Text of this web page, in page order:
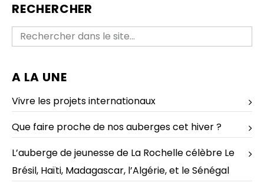
RECHERCHER
A LA UNE
Vivre les projets internationaux
Que faire proche de nos auberges cet hiver ?
L’auberge de jeunesse de La Rochelle célèbre Le
Brésil, Haïti, Madagascar, l’Algérie, et le Sénégal